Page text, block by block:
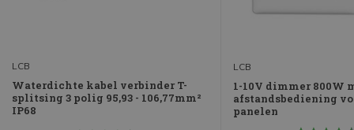
LCB
Waterdichte kabel verbinder T-
splitsing 3 polig 95,93 - 106,77mm²
IP68
LCB
1-10V dimmer 800W
afstandsbediening
panelen